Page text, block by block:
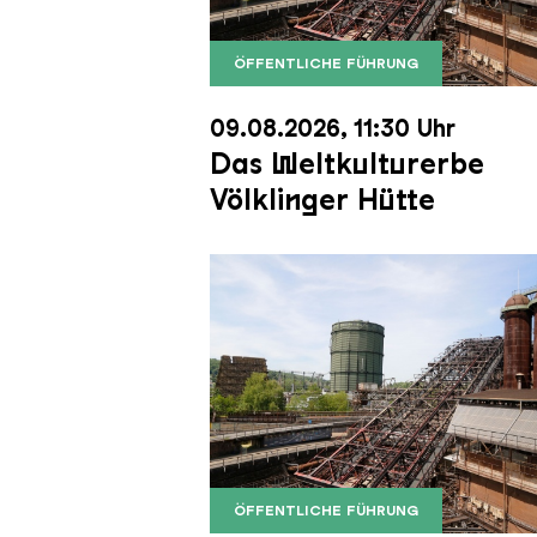
ÖFFENTLICHE FÜHRUNG
Der Erzschrägaufzug der
Copyright: Weltkulturerbe
09.08.2026, 11:30 Uhr
Das Weltkulturerbe
Völklinger Hütte
ÖFFENTLICHE FÜHRUNG